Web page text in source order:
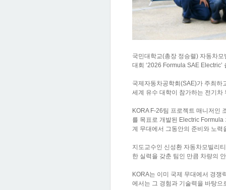
국민대학교(총장 정승렬) 자동차
대회 ‘2026 Formula SAE
국제자동차공학회(SAE)가 주최
세계 유수 대학이 참가하는 전기
KORA F-26팀 프로젝트 매니저인
를 목표로 개발된 Electric Formula
계 무대에서 그동안의 준비와 노력
지도교수인 신성환 자동차모빌리
한 실력을 갖춘 팀인 만큼 차량의
KORA는 이미 국제 무대에서 경쟁
에서는 그 경험과 기술력을 바탕으